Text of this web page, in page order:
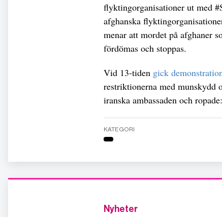
flyktingorganisationer ut med
afghanska
menar att mordet på afghaner
fördömas och stoppas.
Vid 13-tiden gick
restriktionerna med munskydd
iranska ambassaden och
KATEGORI
Nyheter